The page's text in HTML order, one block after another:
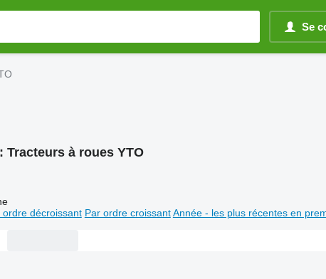
Se
Tracteurs à roues YTO
ordre décroissant Par ordre croissant Année - les plus récentes en